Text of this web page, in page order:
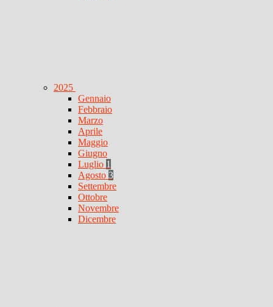
2025
Gennaio
Febbraio
Marzo
Aprile
Maggio
Giugno
Luglio 1
Agosto 3
Settembre
Ottobre
Novembre
Dicembre